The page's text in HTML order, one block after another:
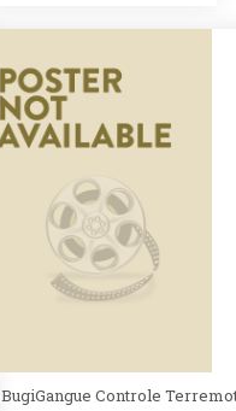
BugiGangue Controle